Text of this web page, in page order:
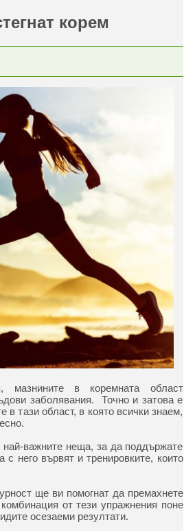
корем
мазнините в коремната област
заболявания. Точно и затова е
в тази област, в която всички знаем,
важните неща, за да поддържате
него вървят и тренировките, които
ще ви помогнат да премахнете
от тези упражнения поне
осезаеми резултати.